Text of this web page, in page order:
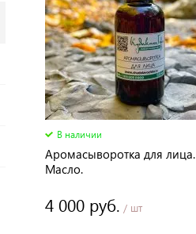
В наличии
Аромасыворотка для лица.
Масло.
4 000 руб. / шт